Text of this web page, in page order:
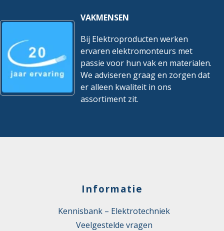
VAKMENSEN
Bij Elektroproducten werken
ervaren elektromonteurs met
passie voor hun vak en materialen.
We adviseren graag en zorgen dat
er alleen kwaliteit in ons
assortiment zit.
Informatie
Kennisbank – Elektrotechniek
Veelgestelde vragen